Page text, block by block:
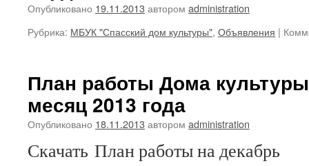
Опубликовано 19.11.2013автором administration
Рубрика: МБУК "Спасский дом культуры", Объявления |
План работы Дома
месяц 2013 года
Опубликовано 18.11.2013автором administration
Скачать План работы на декабрь